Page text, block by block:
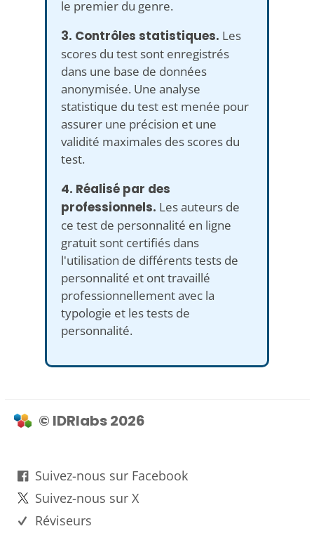
le premier du genre.
3. Contrôles statistiques. Les
scores du test sont enregistrés
dans une base de données
anonymisée. Une analyse
statistique du test est menée pour
assurer une précision et une
validité maximales des scores du
test.
4. Réalisé par des
professionnels. Les auteurs de
ce test de personnalité en ligne
gratuit sont certifiés dans
l'utilisation de différents tests de
personnalité et ont travaillé
professionnellement avec la
typologie et les tests de
personnalité.
© IDRlabs 2026
Suivez-nous sur Facebook
Suivez-nous sur X
Réviseurs